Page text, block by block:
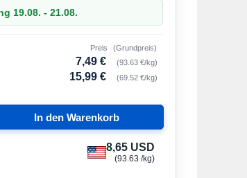
19.08. - 21.08.
Preis (Grundpreis)
7,49 € (93.63 €/kg)
15,99 € (69.52 €/kg)
8,65 USD
(93.63 /kg)